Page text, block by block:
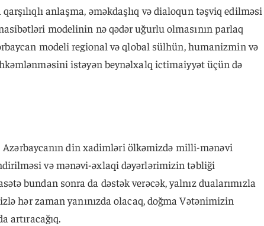
anlaşma, əməkdaşlıq və dialoqun təşviq edilməsi
modelinin nə qədər uğurlu olmasının parlaq
modeli regional və qlobal sülhün, humanizmin və
istəyən beynəlxalq ictimaiyyət üçün də
din xadimləri ölkəmizdə milli-mənəvi
və mənəvi-əxlaqi dəyərlərimizin təbliği
bundan sonra da dəstək verəcək, yalnız dualarımızla
hər zaman yanınızda olacaq, doğma Vətənimizin
artıracağıq.